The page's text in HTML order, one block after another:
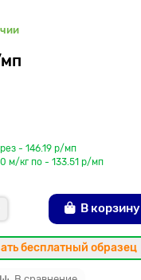
- 146.19 р/мп
м/кг по - 133.51 р/мп
В корзину
бесплатный образец